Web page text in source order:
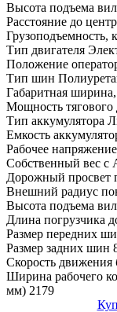
Высота подъема
Расстояние до
Грузоподъемность,
Тип двигателя
Положение
Тип шин
Габаритная
Мощность тягового
Тип аккумулятора
Емкость
Рабочее
Собственный вес с
Дорожный просвет
Внешний радиус
Высота подъема
Длина погрузчика
Размер передних
Размер задних шин
Скорость движения
Ширина рабочего
мм) 2179